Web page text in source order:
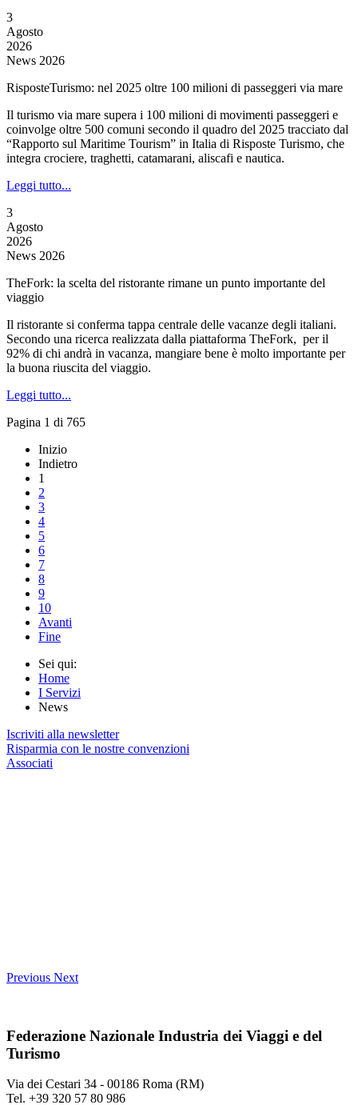
3
Agosto
2026
News 2026
RisposteTurismo: nel 2025 oltre 100 milioni di passeggeri via mare
Il turismo via mare supera i 100 milioni di movimenti passeggeri e
coinvolge oltre 500 comuni secondo il quadro del 2025 tracciato dal
“Rapporto sul Maritime Tourism” in Italia di Risposte Turismo, che
integra crociere, traghetti, catamarani, aliscafi e nautica.
Leggi tutto...
3
Agosto
2026
News 2026
TheFork: la scelta del ristorante rimane un punto importante del
viaggio
Il ristorante si conferma tappa centrale delle vacanze degli italiani.
Secondo una ricerca realizzata dalla piattaforma TheFork, per il
92% di chi andrà in vacanza, mangiare bene è molto importante per
la buona riuscita del viaggio.
Leggi tutto...
Pagina 1 di 765
Inizio
Indietro
1
2
3
4
5
6
7
8
9
10
Avanti
Fine
Sei qui:
Home
I Servizi
News
Iscriviti alla newsletter
Risparmia con le nostre convenzioni
Associati
Previous Next
Federazione Nazionale Industria dei Viaggi e del
Turismo
Via dei Cestari 34 - 00186 Roma (RM)
Tel. +39 320 57 80 986